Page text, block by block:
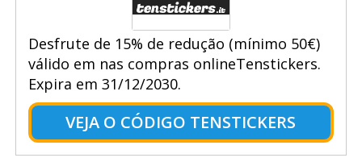
Desfrute de 15% de redução (mínimo 50€)
válido em nas compras onlineTenstickers.
Expira em 31/12/2030.
VEJA O CÓDIGO TENSTICKERS